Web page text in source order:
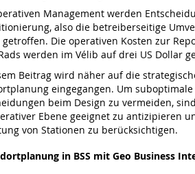
Management werden
also die betreiberseitige
getroffen. Die operativen Kosten zur
werden im Vélib auf drei US Dollar
Beitrag wird näher auf die
eingegangen. Um suboptimale
beim Design zu vermeiden,
Ebene geeignet zu antizipieren
von Stationen zu berücksichtigen.
in BSS mit Geo Business